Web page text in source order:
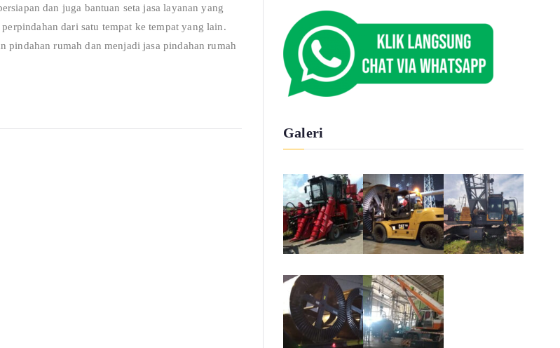
dan juga bantuan seta jasa layanan yang
dari satu tempat ke tempat yang lain.
pindahan rumah dan menjadi jasa pindahan rumah
Galeri